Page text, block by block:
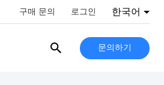
구매 문의 로그인 한국어
문의하기